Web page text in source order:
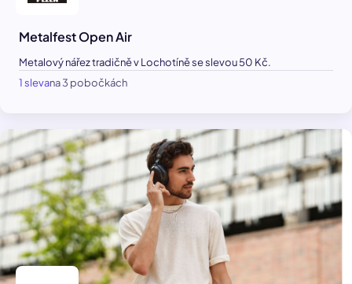
Metalfest Open Air
Metalový nářez tradičně v Lochotíně se slevou 50 Kč.
1 slevana 3 pobočkách